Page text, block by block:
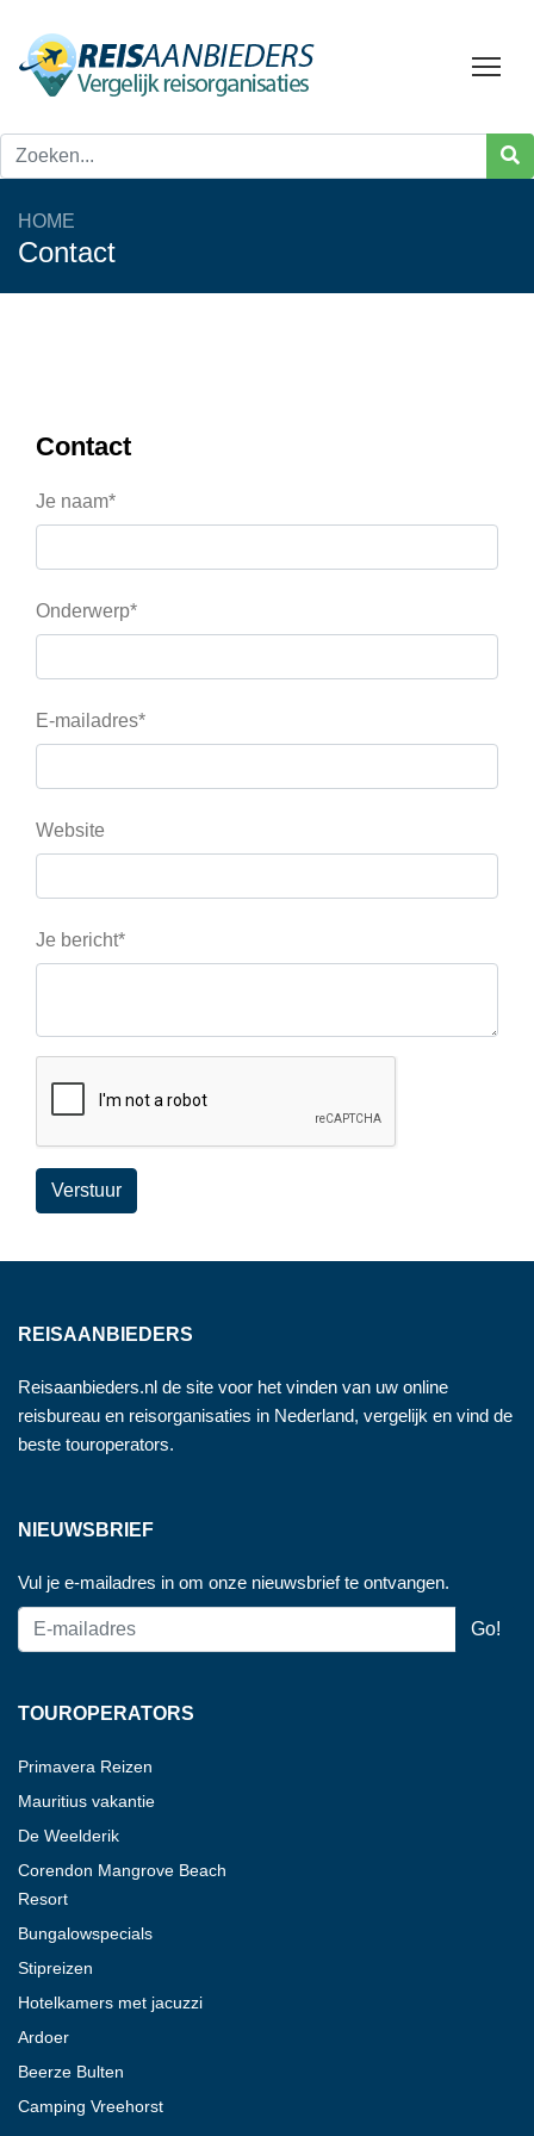
HOME
Contact
Contact
Je naam*
Onderwerp*
E-mailadres*
Website
Je bericht*
Verstuur
REISAANBIEDERS
Reisaanbieders.nl de site voor het vinden van uw online
reisbureau en reisorganisaties in Nederland, vergelijk en vind de
beste touroperators.
NIEUWSBRIEF
Vul je e-mailadres in om onze nieuwsbrief te ontvangen.
TOUROPERATORS
Primavera Reizen
Mauritius vakantie
De Weelderik
Corendon Mangrove Beach
Resort
Bungalowspecials
Stipreizen
Hotelkamers met jacuzzi
Ardoer
Beerze Bulten
Camping Vreehorst